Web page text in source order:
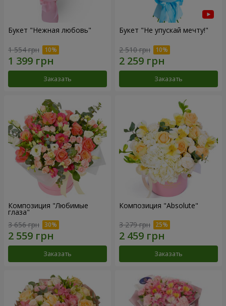
Букет "Нежная любовь"
1 554 грн
Заказать
Букет "Не упускай мечту!"
2 510 грн
Заказать
Композиция "Любимые
глаза"
3 656 грн
Заказать
Композиция "Absolute"
3 279 грн
Заказать